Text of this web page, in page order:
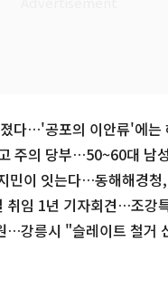
다…'공포의 이안류'에는
주의 당부…50~60대 남
민이 잇는다…동해해경청
취임 1년 기자회견…조강
…강릉시 "슬레이트 철거